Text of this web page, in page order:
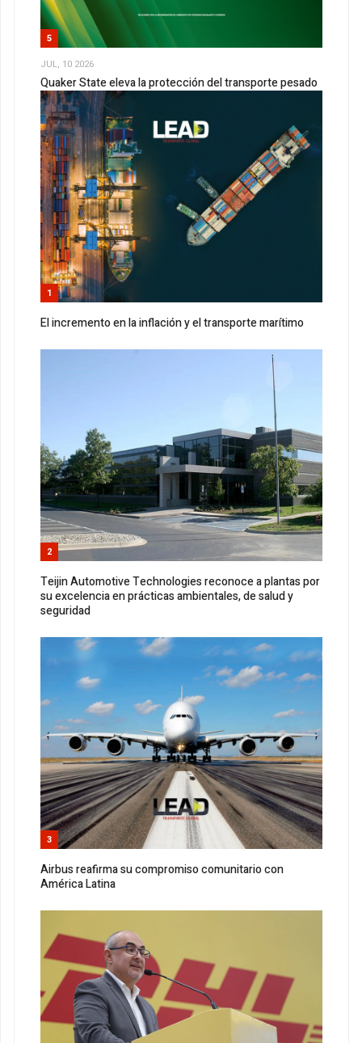
5
JUL, 10 2026
Quaker State eleva la protección del transporte pesado
1
El incremento en la inflación y el transporte marítimo
2
Teijin Automotive Technologies reconoce a plantas por
su excelencia en prácticas ambientales, de salud y
seguridad
3
Airbus reafirma su compromiso comunitario con
América Latina